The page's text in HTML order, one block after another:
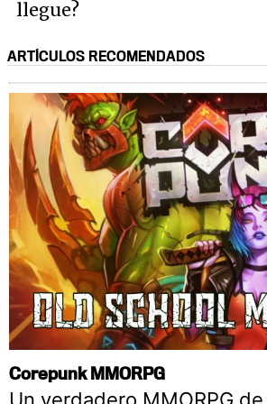
llegue?
ARTÍCULOS RECOMENDADOS
Corepunk MMORPG